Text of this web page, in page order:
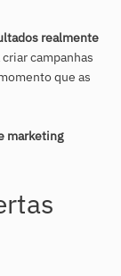
realmente
campanhas
que as
marketing